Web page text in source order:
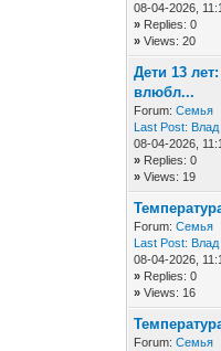
08-04-2026,
» Replies: 0
»Views: 20
Дети 13
влюбл...
Forum:Семья
Last Post: Влад
08-04-2026,
» Replies: 0
»Views: 19
Forum:Семья
Last Post: Влад
08-04-2026,
» Replies: 0
»Views: 16
Forum:Семья